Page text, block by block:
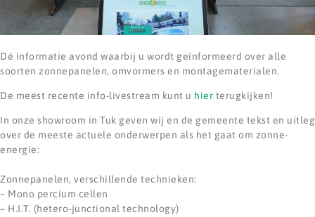
Dé informatie avond waarbij u wordt geïnformeerd over alle
soorten zonnepanelen, omvormers en montagematerialen.
De meest recente info-livestream kunt u hier terugkijken!
In onze showroom in Tuk geven wij en de gemeente tekst en uitleg
over de meeste actuele onderwerpen als het gaat om zonne-
energie:
Zonnepanelen, verschillende technieken:
– Mono percium cellen
– H.I.T. (hetero-junctional technology)